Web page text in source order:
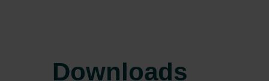
Zehnder Polska Sp. z o.o.:
Downloads